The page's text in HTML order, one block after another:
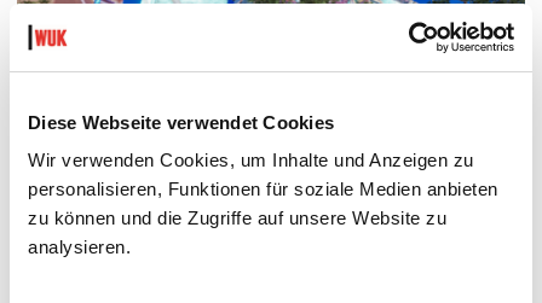
Diese Webseite verwendet Cookies
Wir verwenden Cookies, um Inhalte und Anzeigen zu
personalisieren, Funktionen für soziale Medien anbieten
zu können und die Zugriffe auf unsere Website zu
analysieren.
THE FUTURE IS NEAR (IN THE NEIGHBOURHOOD)
POP-UP-AUSSTELLUNG UND FILMSCREENING